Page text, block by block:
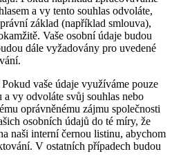
a vy tento souhlas odvoláte,
základ (například smlouva),
Vaše osobní údaje budou
dále vyžadovány pro uvedené
Pokud vaše údaje využíváme pouze
vy odvoláte svůj souhlas nebo
oprávněnému zájmu společnosti
osobních údajů do té míry, že
naši interní černou listinu, abychom
V ostatních případech budou